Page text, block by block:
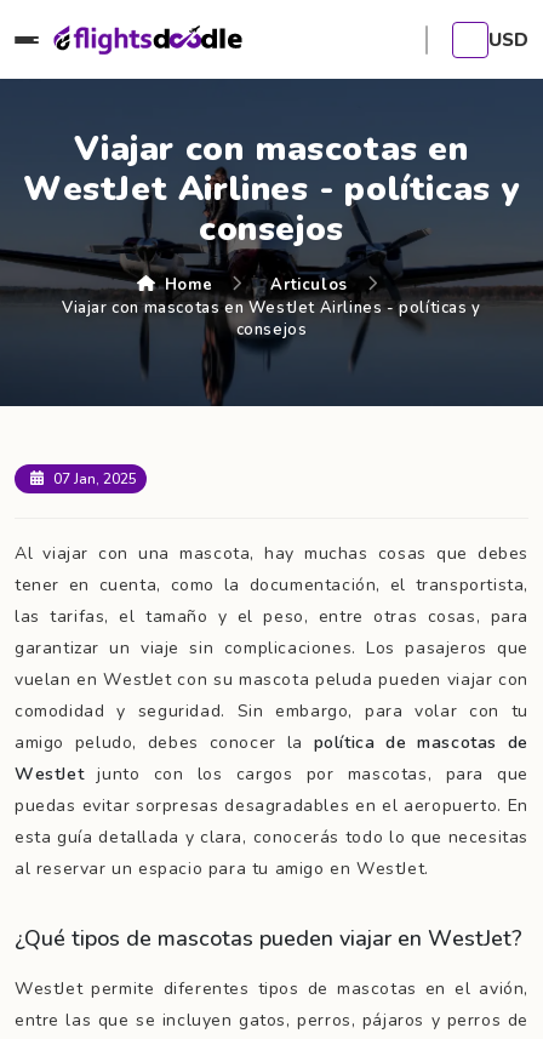
USD
Viajar con mascotas en
WestJet Airlines - políticas y
consejos
Home
Articulos
Viajar con mascotas en WestJet Airlines - políticas y
consejos
07 Jan, 2025
Al viajar con una mascota, hay muchas cosas que debes
tener en cuenta, como la documentación, el transportista,
las tarifas, el tamaño y el peso, entre otras cosas, para
garantizar un viaje sin complicaciones. Los pasajeros que
vuelan en WestJet con su mascota peluda pueden viajar con
comodidad y seguridad. Sin embargo, para volar con tu
amigo peludo, debes conocer la política de mascotas de
WestJetjunto con los cargos por mascotas, para que
puedas evitar sorpresas desagradables en el aeropuerto. En
esta guía detallada y clara, conocerás todo lo que necesitas
al reservar un espacio para tu amigo en WestJet.
¿Qué tipos de mascotas pueden viajar en WestJet?
WestJet permite diferentes tipos de mascotas en el avión,
entre las que se incluyen gatos, perros, pájaros y perros de